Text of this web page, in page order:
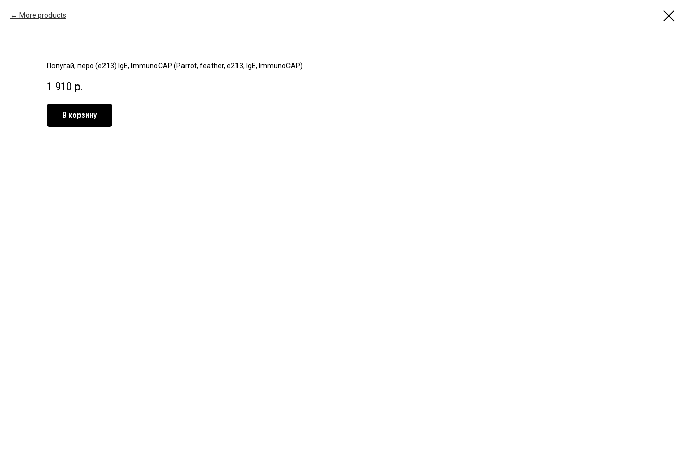
More products
Попугай, перо (e213) IgE, ImmunoCAP (Parrot, feather, e213, IgE, ImmunoCAP)
1 910 р.
В корзину